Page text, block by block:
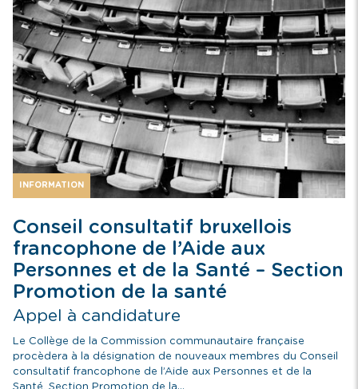
INFORMATION
Conseil consultatif bruxellois
francophone de l’Aide aux
Personnes et de la Santé – Section
Promotion de la santé
Appel à candidature
Le Collège de la Commission communautaire française
procèdera à la désignation de nouveaux membres du Conseil
consultatif francophone de l’Aide aux Personnes et de la
Santé, Section Promotion de la...